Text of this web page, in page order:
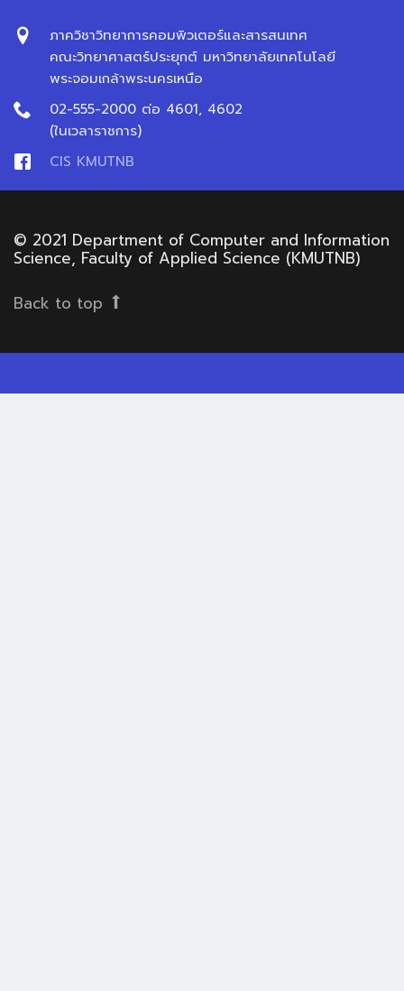
ภาควิชาวิทยาการคอมพิวเตอร์และสารสนเทศ
คณะวิทยาศาสตร์ประยุกต์ มหาวิทยาลัยเทคโนโลยี
พระจอมเกล้าพระนครเหนือ
02-555-2000 ต่อ 4601, 4602
(ในเวลาราชการ)
CIS KMUTNB
© 2021 Department of Computer and Information
Science, Faculty of Applied Science (KMUTNB)
Back to top